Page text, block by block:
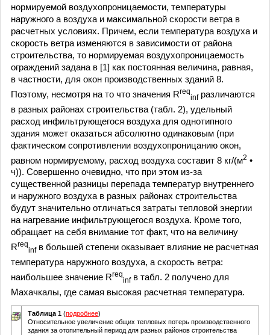
нормируемой воздухопроницаемости, температуры
наружного а воздуха и максимальной скорости ветра в
расчетных условиях. Причем, если температура воздуха и
скорость ветра изменяются в зависимости от района
строительства, то нормируемая воздухопроницаемость
ограждений задана в [1] как постоянная величина, равная,
в частности, для окон производственных зданий 8.
Поэтому, несмотря на то что значения Rreq
infразличаются
в разных районах строительства (табл. 2), удельный
расход инфильтрующегося воздуха для однотипного
здания может оказаться абсолютно одинаковым (при
фактическом сопротивлении воздухопроницанию окон,
равном нормируемому, расход воздуха составит 8 кг/(м2 •
ч)). Совершенно очевидно, что при этом из-за
существенной разницы перепада температур внутреннего
и наружного воздуха в разных районах строительства
будут значительно отличаться затраты тепловой энергии
на нагревание инфильтрующегося воздуха. Кроме того,
обращает на себя внимание тот факт, что на величину
Rreq
infв большей степени оказывает влияние не расчетная
температура наружного воздуха, а скорость ветра:
наибольшее значение Rreq
infв табл. 2 получено для
Махачкалы, где самая высокая расчетная температура.
Таблица 1 (подробнее)
Относительное увеличение общих тепловых потерь производственного
здания за отопительный период для разных районов строительства